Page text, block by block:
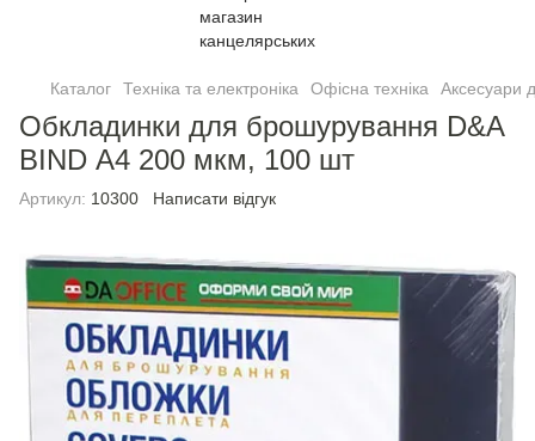
Каталог Техніка та електроніка Офісна техніка Аксесуари
Обкладинки для брошурування D&A
BIND А4 200 мкм, 100 шт
Артикул: 10300 Написати відгук